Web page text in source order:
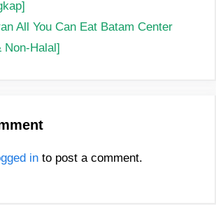
All You Can Eat Batam Center
Non-Halal]
in to post a comment.